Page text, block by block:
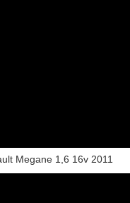
Megane 1,6 16v 2011